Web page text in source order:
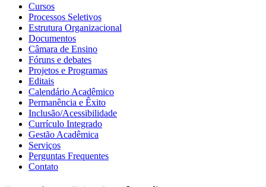
Cursos
Processos Seletivos
Estrutura Organizacional
Documentos
Câmara de Ensino
Fóruns e debates
Projetos e Programas
Editais
Calendário Acadêmico
Permanência e Êxito
Inclusão/Acessibilidade
Currículo Integrado
Gestão Acadêmica
Serviços
Perguntas Frequentes
Contato